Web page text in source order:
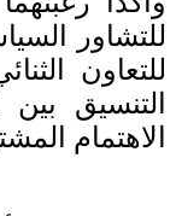
للتشاور
للتعاون
التنسيق
الاهتمام